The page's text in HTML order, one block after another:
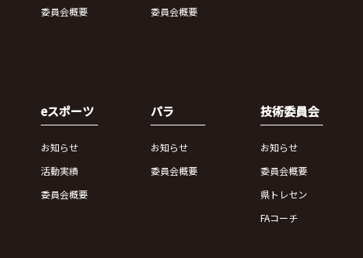
委員会概要
委員会概要
eスポーツ
お知らせ
活動実績
委員会概要
パラ
お知らせ
委員会概要
技術委員会
お知らせ
委員会概要
県トレセン
FAコーチ